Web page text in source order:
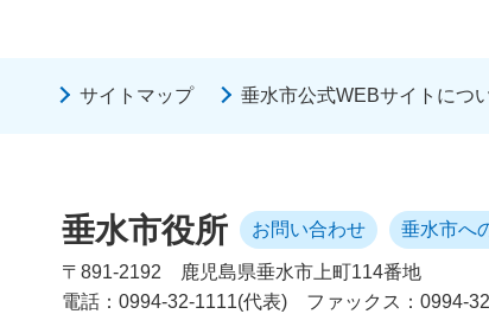
サイトマップ 垂水市公式WEBサイトにつ
垂水市役所 お問い合わせ 垂水市へ
〒891-2192
鹿児島県垂水市上町114番地
電話：0994-32-1111(代表)
ファックス：0994-